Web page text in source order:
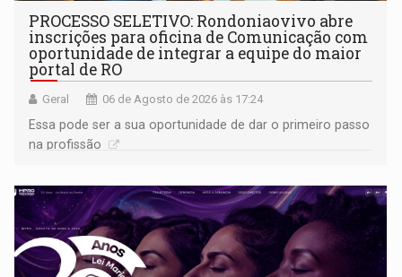
PROCESSO SELETIVO: Rondoniaovivo abre
inscrições para oficina de Comunicação com
oportunidade de integrar a equipe do maior
portal de RO
Geral 06 de Agosto de 2026 às 17:24
Essa pode ser a sua oportunidade de dar o primeiro passo
na profissão